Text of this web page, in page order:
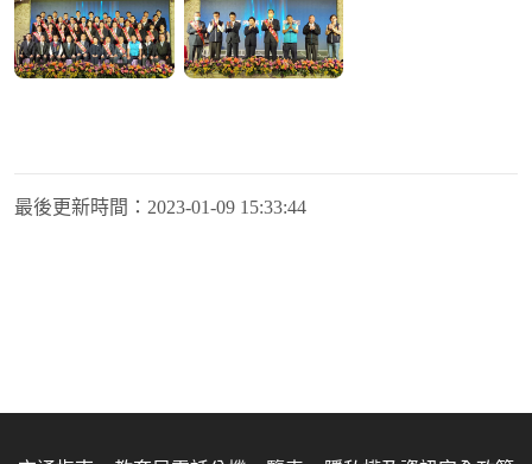
最後更新時間： 2023-01-09 15:33:44